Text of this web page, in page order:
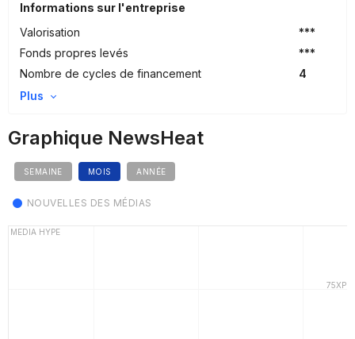
Informations sur l'entreprise
Valorisation
***
Fonds propres levés
***
Nombre de cycles de financement
4
Plus
Graphique NewsHeat
SEMAINE MOIS ANNÉE
NOUVELLES DES MÉDIAS